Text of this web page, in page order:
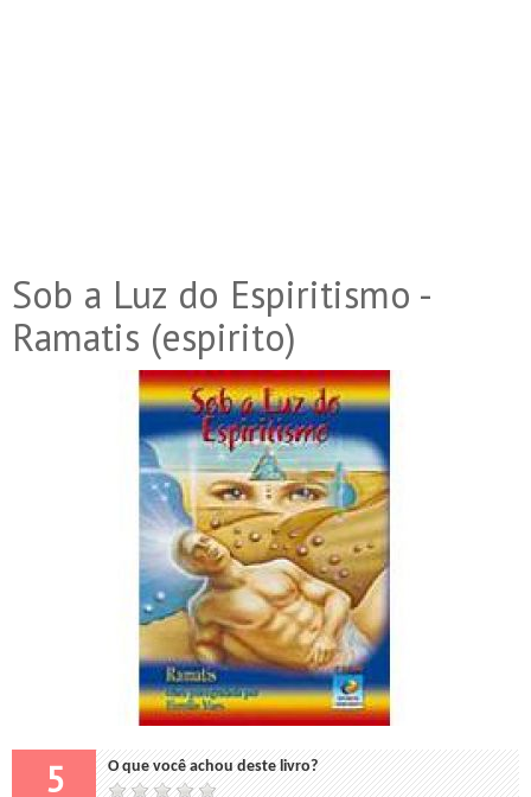
Sob a Luz do Espiritismo -
Ramatis (espirito)
5 O que você achou deste livro?